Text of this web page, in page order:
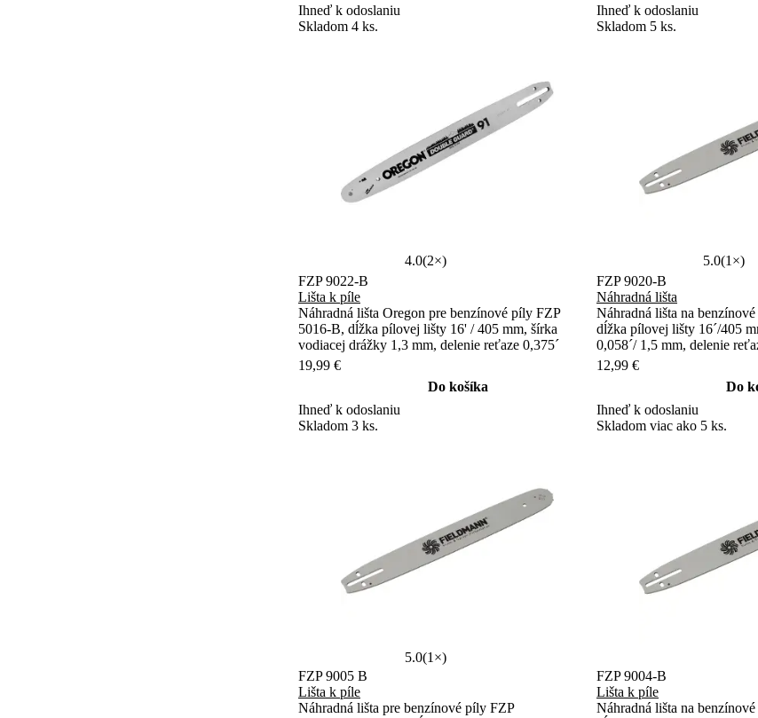
Ihneď k odoslaniu
Skladom 4 ks.
Ihneď k odoslaniu
Skladom 5 ks.
4.0(2×)
FZP 9022-B
Lišta k píle
Náhradná lišta Oregon pre benzínové píly FZP
5016-B, dĺžka pílovej lišty 16' / 405 mm, šírka
vodiacej drážky 1,3 mm, delenie reťaze 0,375´
19,99 €
Do košíka
Ihneď k odoslaniu
Skladom 3 ks.
5.0(1×)
FZP 9020-B
Náhradná lišta
Náhradná lišta na
dĺžka pílovej lišty 16´/405
0,058´/ 1,5 mm, delenie
12,99 €
Do
Ihneď k odoslaniu
Skladom viac ako 5 ks.
5.0(1×)
FZP 9005 B
Lišta k píle
Náhradná lišta pre benzínové píly FZP
FZP 9004-B
Lišta k píle
Náhradná lišta na